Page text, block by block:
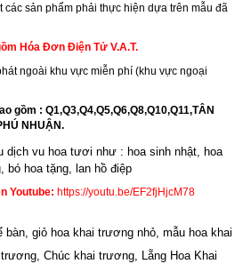
các sản phẩm phải thực hiện dựa trên mẫu đã
Hóa Đơn Điện Tử V.A.T.
ngoài khu vực miễn phí (khu vực ngoại
gồm : Q1,Q3,Q4,Q5,Q6,Q8,Q10,Q11,TÂN
NHUẬN.
dịch vu hoa tươi như : hoa sinh nhật
hoa
bó hoa tặng lan hồ điệp
Youtube: https://youtu.be/EF2fjHjcM78
bàn, giỏ hoa khai trương nhỏ, mẫu hoa khai
Chúc khai trương, Lẵng Hoa Khai